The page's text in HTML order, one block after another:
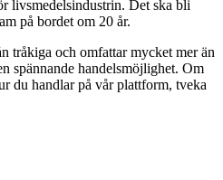
livsmedelsindustrin. Det ska bli
på bordet om 20 år.
tråkiga och omfattar mycket mer än
spännande handelsmöjlighet. Om
du handlar på vår plattform, tveka